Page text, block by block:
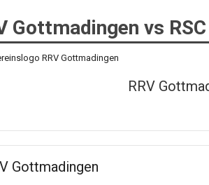
Gottmadingen vs
RRV
Gottmadingen